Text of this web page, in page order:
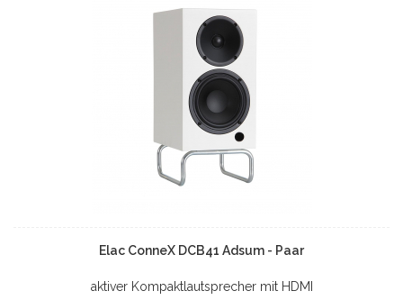
Elac ConneX DCB41 Adsum - Paar
aktiver Kompaktlautsprecher mit HDMI